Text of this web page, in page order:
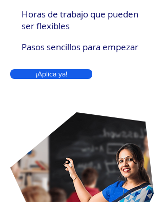
Horas de trabajo que pueden
ser flexibles
Pasos sencillos para empezar
¡Aplica ya!